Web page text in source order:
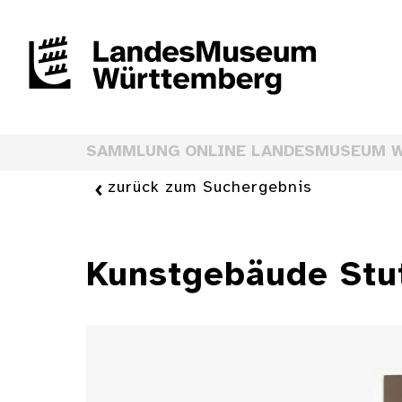
SAMMLUNG ONLINE LANDESMUSEUM
zurück zum Suchergebnis
Kunstgebäude